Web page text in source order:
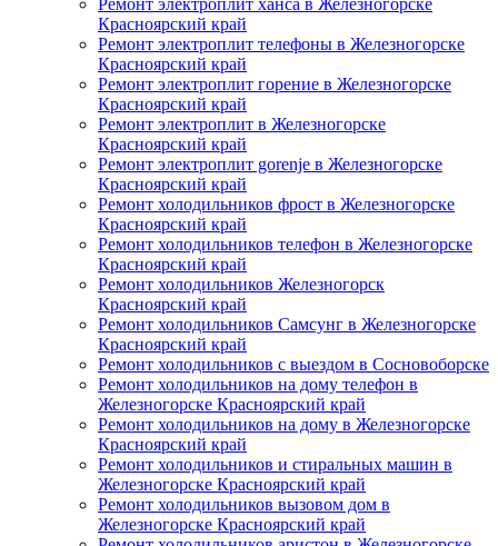
Красноярский край
Ремонт электроплит телефоны в Железногорске
Красноярский край
Ремонт электроплит горение в Железногорске
Красноярский край
Ремонт электроплит в Железногорске
Красноярский край
Ремонт электроплит gorenje в Железногорске
Красноярский край
Ремонт холодильников фрост в Железногорске
Красноярский край
Ремонт холодильников телефон в Железногорске
Красноярский край
Ремонт холодильников Железногорск
Красноярский край
Ремонт холодильников Самсунг в Железногорске
Красноярский край
Ремонт холодильников с выездом в Сосновоборске
Ремонт холодильников на дому телефон в
Железногорске Красноярский край
Ремонт холодильников на дому в Железногорске
Красноярский край
Ремонт холодильников и стиральных машин в
Железногорске Красноярский край
Ремонт холодильников вызовом дом в
Железногорске Красноярский край